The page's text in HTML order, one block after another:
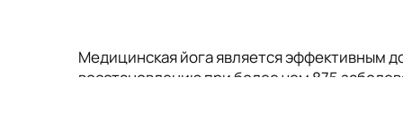
Медицинская йога является эффективным
восстановлению при более чем 875